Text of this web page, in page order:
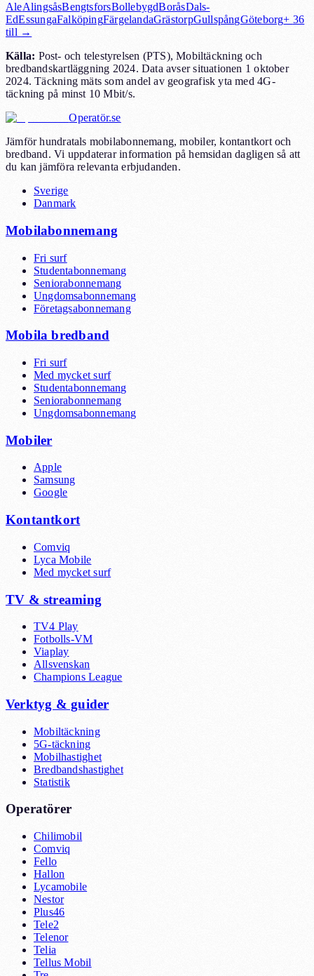
AleAlingsåsBengtsforsBollebygdBoråsDals-
EdEssungaFalköpingFärgelandaGrästorpGullspångGöteborg+ 36
till →
Källa: Post- och telestyrelsen (PTS), Mobiltäckning och
bredbandskartläggning 2024. Data avser situationen 1 oktober
2024. Täckning mäts som andel av geografisk yta med 4G-
täckning på minst 10 Mbit/s.
Operatör.se
Jämför hundratals mobilabonnemang, mobiler, kontantkort och
bredband. Vi uppdaterar information på hemsidan dagligen så att
du kan jämföra relevanta erbjudanden.
Sverige
Danmark
Mobilabonnemang
Fri surf
Studentabonnemang
Seniorabonnemang
Ungdomsabonnemang
Företagsabonnemang
Mobila bredband
Fri surf
Med mycket surf
Studentabonnemang
Seniorabonnemang
Ungdomsabonnemang
Mobiler
Apple
Samsung
Google
Kontantkort
Comviq
Lyca Mobile
Med mycket surf
TV & streaming
TV4 Play
Fotbolls-VM
Viaplay
Allsvenskan
Champions League
Verktyg & guider
Mobiltäckning
5G-täckning
Mobilhastighet
Bredbandshastighet
Statistik
Operatörer
Chilimobil
Comviq
Fello
Hallon
Lycamobile
Nestor
Plus46
Tele2
Telenor
Telia
Tellus Mobil